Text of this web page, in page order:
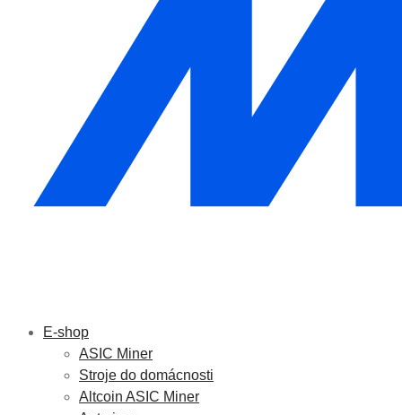
E-shop
ASIC Miner
Stroje do domácnosti
Altcoin ASIC Miner